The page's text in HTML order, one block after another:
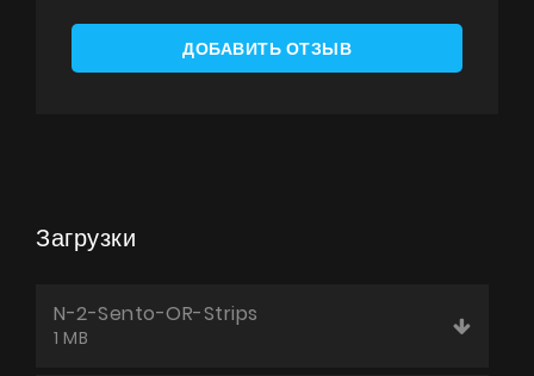
ДОБАВИТЬ ОТЗЫВ
Загрузки
N-2-Sento-OR-Strips
1 MB